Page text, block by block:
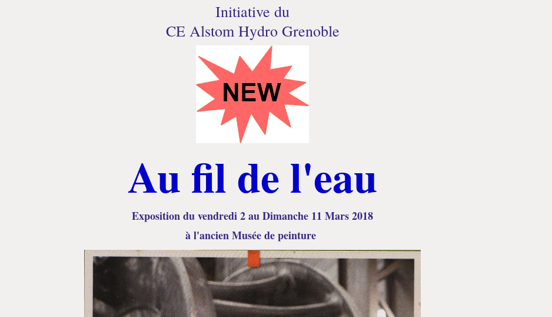
Initiative du
CE Alstom Hydro Grenoble
Au fil de l'eau
Exposition du vendredi 2 au Dimanche 11 Mars 2018
à l'ancien Musée de peinture